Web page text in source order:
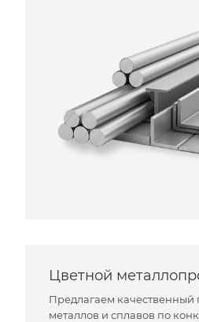
Цветной
Предлагаем качественный
металлов и сплавов по